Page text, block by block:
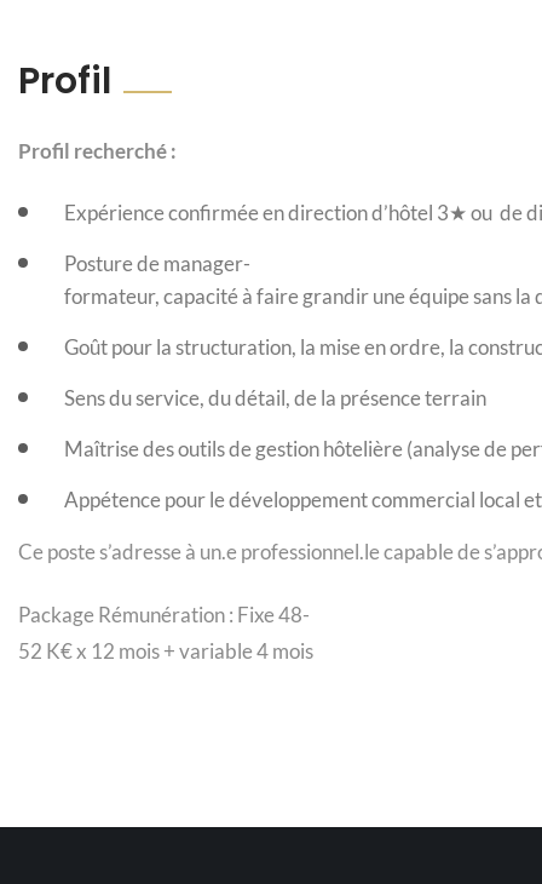
Profil
Profil recherché :
Expérience confirmée en direction d’hôtel 3★ ou de
Posture de manager-
formateur, capacité à faire grandir une équipe sans la
Goût pour la structuration, la mise en ordre, la
Sens du service, du détail, de la présence terrain
Maîtrise des outils de gestion hôtelière (analyse de
Appétence pour le développement commercial local
Ce poste s’adresse à un.e professionnel.le capable de
Package Rémunération : Fixe 48-
52 K€ x 12 mois + variable 4 mois